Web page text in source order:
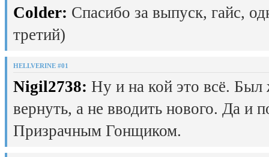
Colder: Спасибо за выпуск, гайс,
третий)
HELLVERINE #01
Nigil2738: Ну и на кой это всё.
вернуть, а не вводить нового. Да и
Призрачным Гонщиком.